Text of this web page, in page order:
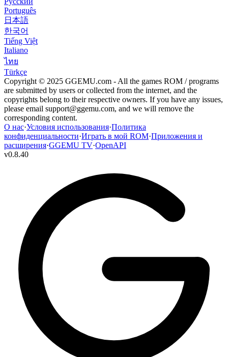
Português
日本語
한국어
Tiếng Việt
Italiano
ไทย
Türkçe
Copyright © 2025 GGEMU.com - All the games ROM / programs
are submitted by users or collected from the internet, and the
copyrights belong to their respective owners. If you have any issues,
please email support@ggemu.com, and we will remove the
corresponding content.
О нас·Условия использования·Политика
конфиденциальности·Играть в мой ROM·Приложения и
расширения·GGEMU TV·OpenAPI
v0.8.40